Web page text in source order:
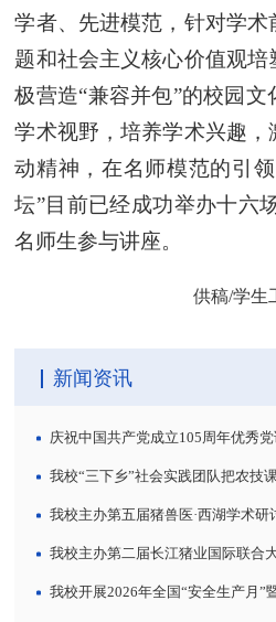
学者、先进模范，针对学术
题和社会主义核心价值观
极营造“兼容并包”的校园
学术视野，培养学术兴趣
动精神，在名师模范的引
坛”目前已经成功举办十六
名师生参与讲座。
供稿/学生
新闻资讯
庆祝中国共产党成立105周年优秀党
我校“三下乡”社会实践团队把农技
我校主办第五届猪兽医·西湖学术研
我校主办第二届长江猪业国际联合
我校开展2026年全国“安全生产月”